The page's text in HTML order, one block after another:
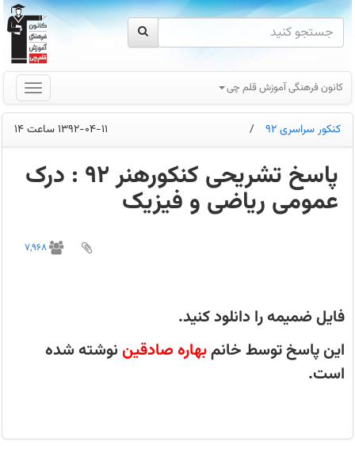
کانون فرهنگی آموزش قلم چی
کنکور سراسری 92 / 1392-04-11 ساعت 14
پاسخ تشریحی کنکورهنر 92 : درک
عمومی ریاضی و فیزیک
هنر
(بهاره
7,968
فایل ضمیمه را دانلود کنید.
این پاسخ توسط خانمبهاره صادقیننوشته شده
است.